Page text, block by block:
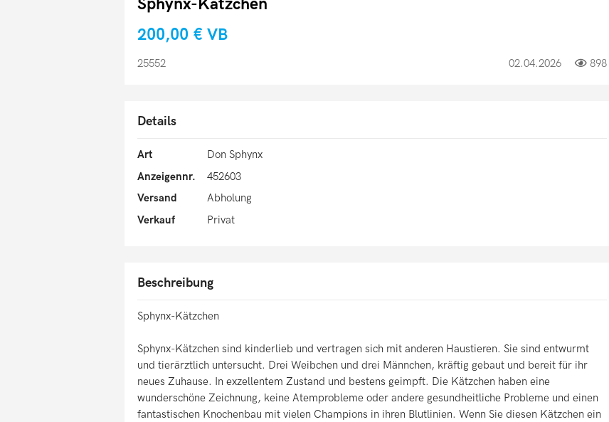
Sphynx-Kätzchen
200,00 € VB
25552 02.04.2026 898
Details
Art
Don Sphynx
Anzeigennr.
452603
Versand
Abholung
Verkauf
Privat
Beschreibung
Sphynx-Kätzchen
Sphynx-Kätzchen sind kinderlieb und vertragen sich mit anderen Haustieren. Sie sind entwurmt
und tierärztlich untersucht. Drei Weibchen und drei Männchen, kräftig gebaut und bereit für ihr
neues Zuhause. In exzellentem Zustand und bestens geimpft. Die Kätzchen haben eine
wunderschöne Zeichnung, keine Atemprobleme oder andere gesundheitliche Probleme und einen
fantastischen Knochenbau mit vielen Champions in ihren Blutlinien. Wenn Sie diesen Kätzchen ein